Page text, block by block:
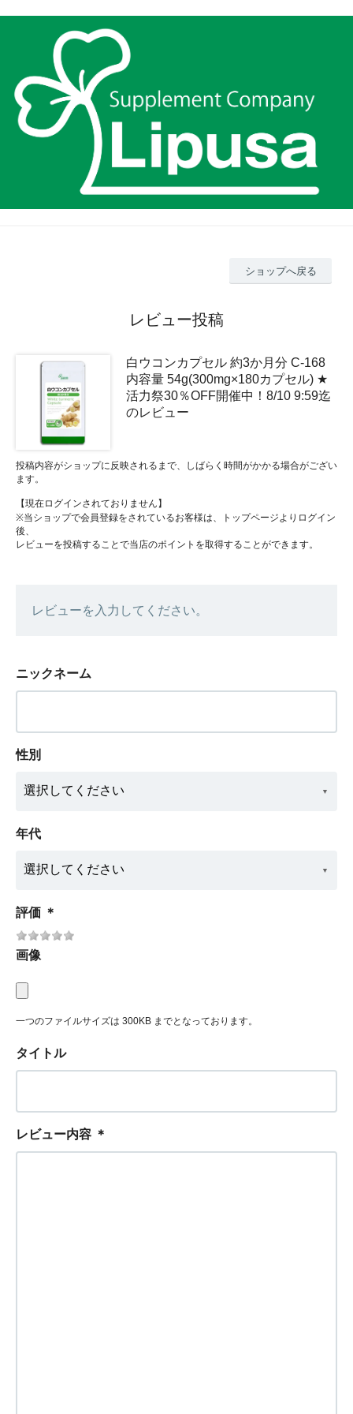
ショップへ戻る
レビュー投稿
白ウコンカプセル 約3か月分 C-168
内容量 54g(300mg×180カプセル) ★
活力祭30％OFF開催中！8/10 9:59迄
のレビュー
投稿内容がショップに反映されるまで、しばらく時間がかかる場合がござい
ます。
【現在ログインされておりません】
※当ショップで会員登録をされているお客様は、トップページよりログイン
後、
レビューを投稿することで当店のポイントを取得することができます。
レビューを入力してください。
ニックネーム
性別
年代
評価 ＊
画像
一つのファイルサイズは 300KB までとなっております。
タイトル
レビュー内容 ＊